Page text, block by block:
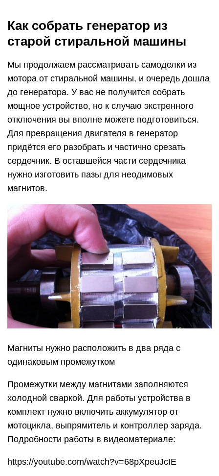
Как собрать генератор из
старой стиральной машины
Мы продолжаем рассматривать самоделки из
мотора от стиральной машины, и очередь дошла
до генератора. У вас не получится собрать
мощное устройство, но к случаю экстренного
отключения вы вполне можете подготовиться.
Для превращения двигателя в генератор
придётся его разобрать и частично срезать
сердечник. В оставшейся части сердечника
нужно изготовить пазы для неодимовых
магнитов.
Магниты нужно расположить в два ряда с
одинаковым промежутком
Промежутки между магнитами заполняются
холодной сваркой. Для работы устройства в
комплект нужно включить аккумулятор от
мотоцикла, выпрямитель и контроллер заряда.
Подробности работы в видеоматериале:
https://youtube.com/watch?v=68pXpeuJcIE